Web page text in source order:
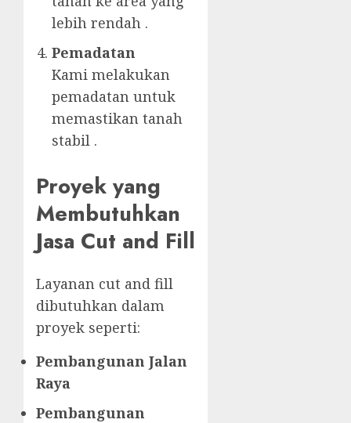
lebih rendah .
Pemadatan
Kami melakukan
pemadatan untuk
memastikan tanah
stabil .
Proyek yang
Membutuhkan
Jasa Cut and Fill
Layanan cut and fill
dibutuhkan dalam
proyek seperti:
Pembangunan Jalan
Raya
Pembangunan